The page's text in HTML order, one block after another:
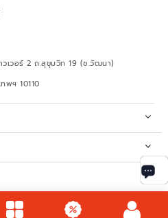
เวอร์ 2 ถ.สุขุมวิท 19 (ซ.วัฒนา)
พฯ 10110